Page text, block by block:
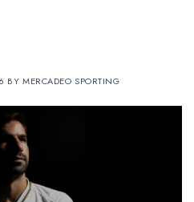
BYMERCADEO SPORTING